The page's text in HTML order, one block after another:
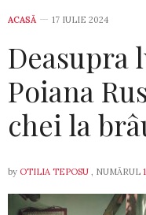
ACASĂ 17 IULIE 2024
Poiana
chei la
by OTILIA TEPOSU , NUMĂRUL